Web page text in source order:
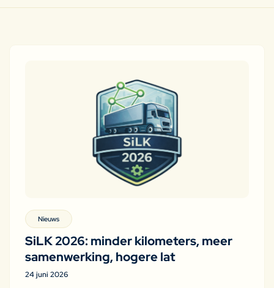
Nieuws
SiLK 2026: minder kilometers, meer
samenwerking, hogere lat
24 juni 2026